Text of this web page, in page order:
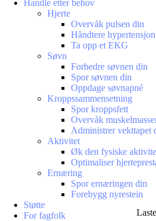
Handle etter behov
Hjerte
Overvåk pulsen din
Håndtere hypertensjon
Ta opp et EKG
Søvn
Forbedre søvnen din
Spor søvnen din
Oppdage søvnapné
Kroppssammensetning
Spor kroppsfett
Overvåk
Administrer vekttapet
Aktivitet
Øk den fysiske
Optimaliser
Ernæring
Spor ernæringen din
Forebygg nyrestein
Støtte
For fagfolk